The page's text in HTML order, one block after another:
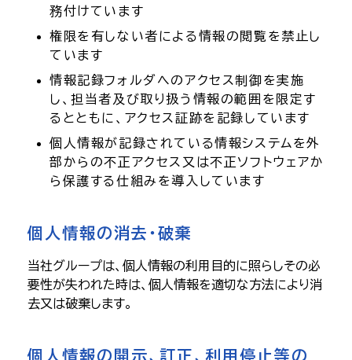
務付けています
権限を有しない者による情報の閲覧を禁止し
ています
情報記録フォルダへのアクセス制御を実施
し、担当者及び取り扱う情報の範囲を限定す
るとともに、アクセス証跡を記録しています
個人情報が記録されている情報システムを外
部からの不正アクセス又は不正ソフトウェアか
ら保護する仕組みを導入しています
個人情報の消去・破棄
当社グループは、個人情報の利用目的に照らしその必
要性が失われた時は、個人情報を適切な方法により消
去又は破棄します。
個人情報の開示、訂正、利用停止等の